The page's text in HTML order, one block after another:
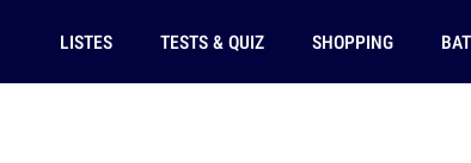
LISTES TESTS & QUIZ SHOPPING